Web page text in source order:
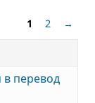
1 2 →
в перевод